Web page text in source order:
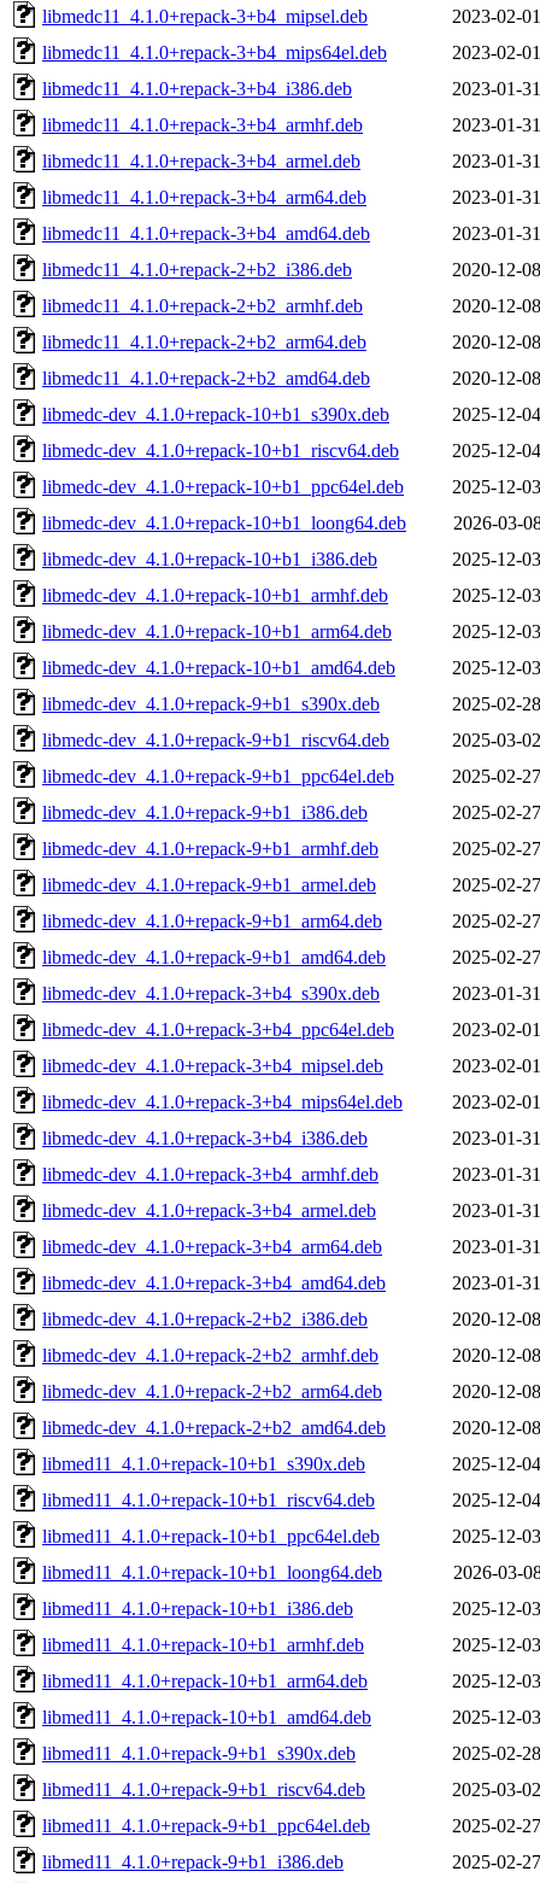
libmedc11_4.1.0+repack-3+b4_mipsel.deb
2023-02-
libmedc11_4.1.0+repack-3+b4_mips64el.deb
2023-02-
libmedc11_4.1.0+repack-3+b4_i386.deb
2023-01-
libmedc11_4.1.0+repack-3+b4_armhf.deb
2023-01-
libmedc11_4.1.0+repack-3+b4_armel.deb
2023-01-
libmedc11_4.1.0+repack-3+b4_arm64.deb
2023-01-
libmedc11_4.1.0+repack-3+b4_amd64.deb
2023-01-
libmedc11_4.1.0+repack-2+b2_i386.deb
2020-12-
libmedc11_4.1.0+repack-2+b2_armhf.deb
2020-12-
libmedc11_4.1.0+repack-2+b2_arm64.deb
2020-12-
libmedc11_4.1.0+repack-2+b2_amd64.deb
2020-12-
libmedc-dev_4.1.0+repack-10+b1_s390x.deb
2025-12-
libmedc-dev_4.1.0+repack-10+b1_riscv64.deb
2025-12-
libmedc-dev_4.1.0+repack-10+b1_ppc64el.deb
2025-12-
libmedc-dev_4.1.0+repack-10+b1_loong64.deb
2026-03-
libmedc-dev_4.1.0+repack-10+b1_i386.deb
2025-12-
libmedc-dev_4.1.0+repack-10+b1_armhf.deb
2025-12-
libmedc-dev_4.1.0+repack-10+b1_arm64.deb
2025-12-
libmedc-dev_4.1.0+repack-10+b1_amd64.deb
2025-12-
libmedc-dev_4.1.0+repack-9+b1_s390x.deb
2025-02-
libmedc-dev_4.1.0+repack-9+b1_riscv64.deb
2025-03-
libmedc-dev_4.1.0+repack-9+b1_ppc64el.deb
2025-02-
libmedc-dev_4.1.0+repack-9+b1_i386.deb
2025-02-
libmedc-dev_4.1.0+repack-9+b1_armhf.deb
2025-02-
libmedc-dev_4.1.0+repack-9+b1_armel.deb
2025-02-
libmedc-dev_4.1.0+repack-9+b1_arm64.deb
2025-02-
libmedc-dev_4.1.0+repack-9+b1_amd64.deb
2025-02-
libmedc-dev_4.1.0+repack-3+b4_s390x.deb
2023-01-
libmedc-dev_4.1.0+repack-3+b4_ppc64el.deb
2023-02-
libmedc-dev_4.1.0+repack-3+b4_mipsel.deb
2023-02-
libmedc-dev_4.1.0+repack-3+b4_mips64el.deb
2023-02-
libmedc-dev_4.1.0+repack-3+b4_i386.deb
2023-01-
libmedc-dev_4.1.0+repack-3+b4_armhf.deb
2023-01-
libmedc-dev_4.1.0+repack-3+b4_armel.deb
2023-01-
libmedc-dev_4.1.0+repack-3+b4_arm64.deb
2023-01-
libmedc-dev_4.1.0+repack-3+b4_amd64.deb
2023-01-
libmedc-dev_4.1.0+repack-2+b2_i386.deb
2020-12-
libmedc-dev_4.1.0+repack-2+b2_armhf.deb
2020-12-
libmedc-dev_4.1.0+repack-2+b2_arm64.deb
2020-12-
libmedc-dev_4.1.0+repack-2+b2_amd64.deb
2020-12-
libmed11_4.1.0+repack-10+b1_s390x.deb
2025-12-
libmed11_4.1.0+repack-10+b1_riscv64.deb
2025-12-
libmed11_4.1.0+repack-10+b1_ppc64el.deb
2025-12-
libmed11_4.1.0+repack-10+b1_loong64.deb
2026-03-
libmed11_4.1.0+repack-10+b1_i386.deb
2025-12-
libmed11_4.1.0+repack-10+b1_armhf.deb
2025-12-
libmed11_4.1.0+repack-10+b1_arm64.deb
2025-12-
libmed11_4.1.0+repack-10+b1_amd64.deb
2025-12-
libmed11_4.1.0+repack-9+b1_s390x.deb
2025-02-
libmed11_4.1.0+repack-9+b1_riscv64.deb
2025-03-
libmed11_4.1.0+repack-9+b1_ppc64el.deb
2025-02-
libmed11_4.1.0+repack-9+b1_i386.deb
2025-02-